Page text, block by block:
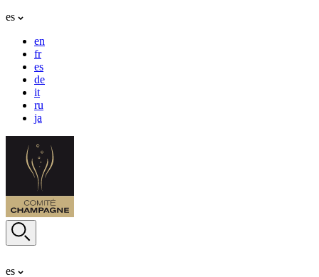
es
en
fr
es
de
it
ru
ja
es